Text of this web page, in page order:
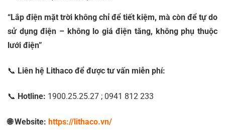
“Lắp điện mặt trời không chỉ để tiết kiệm, mà còn để tự do
sử dụng điện – không lo giá điện tăng, không phụ thuộc
lưới điện”
📞 Liên hệ Lithaco để được tư vấn miễn phí:
📞 Hotline: 1900.25.25.27 ; 0941 812 233
🌐 Website: https://lithaco.vn/